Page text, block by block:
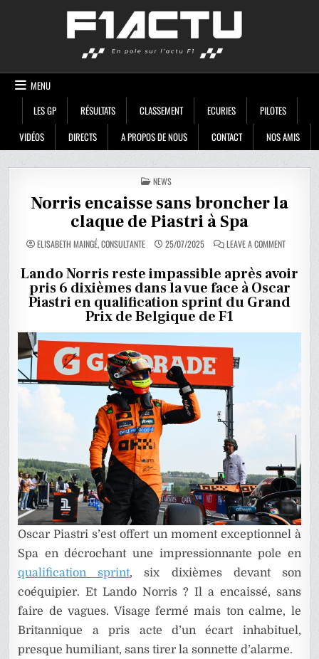
MENU
LES GP
RÉSULTATS CLASSEMENT ECURIES
PILOTES
VIDÉOS
DIRECTS A PROPOS DE NOUS CONTACT NOS AMIS
POSTED
IN
NEWS
Norris encaisse sans broncher la
claque de Piastri à Spa
ELISABETH MAINGÉ, CONSULTANTE 25/07/2025 LEAVE A COMMENTON
SANS
BRONCHER
LA
CLAQUE
DE
Lando Norris reste impassible après avoir
pris 6 dixièmes dans la vue face à Oscar
Piastri en qualification sprint du Grand
Prix de Belgique de F1
Oscar Piastri s’est offert un moment exceptionnel à
Spa en décrochant une impressionnante pole en
qualification sprint, six dixièmes devant son
coéquipier. Et Lando Norris ? Il a encaissé, sans
faire de vagues. Visage fermé mais ton calme, le
Britannique a pris acte d’un écart inhabituel,
presque humiliant, sans tirer la sonnette d’alarme.